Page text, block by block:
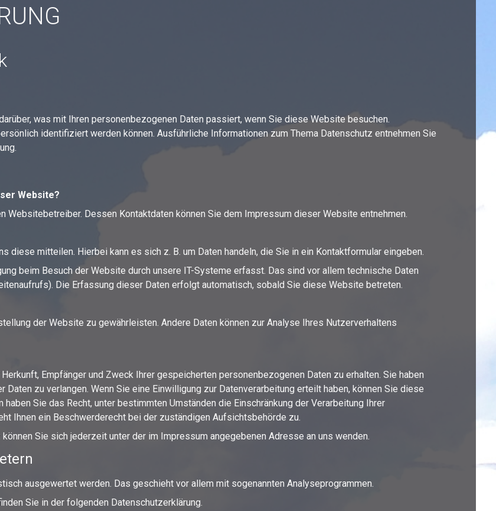
was mit Ihren personenbezogenen Daten passiert, wenn Sie diese Website besuchen.
identifiziert werden können. Ausführliche Informationen zum Thema Datenschutz entnehmen Sie
Website?
Websitebetreiber. Dessen Kontaktdaten können Sie dem Impressum dieser Website entnehmen.
diese mitteilen. Hierbei kann es sich z. B. um Daten handeln, die Sie in ein Kontaktformular eingeben.
beim Besuch der Website durch unsere IT-Systeme erfasst. Das sind vor allem technische Daten
Die Erfassung dieser Daten erfolgt automatisch, sobald Sie diese Website betreten.
der Website zu gewährleisten. Andere Daten können zur Analyse Ihres Nutzerverhaltens
Empfänger und Zweck Ihrer gespeicherten personenbezogenen Daten zu erhalten. Sie haben
zu verlangen. Wenn Sie eine Einwilligung zur Datenverarbeitung erteilt haben, können Sie diese
Sie das Recht, unter bestimmten Umständen die Einschränkung der Verarbeitung Ihrer
Ihnen ein Beschwerderecht bei der zuständigen Aufsichtsbehörde zu.
Sie sich jederzeit unter der im Impressum angegebenen Adresse an uns wenden.
ausgewertet werden. Das geschieht vor allem mit sogenannten Analyseprogrammen.
Sie in der folgenden Datenschutzerklärung.